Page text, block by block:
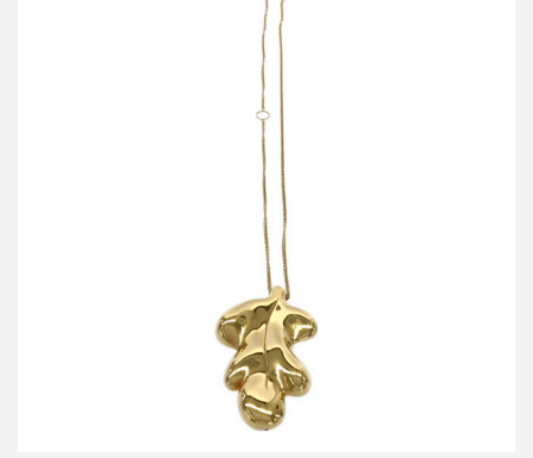
ジルサンダー オークリーフモチーフネックレス
買取金額12,000円
詳しく見る